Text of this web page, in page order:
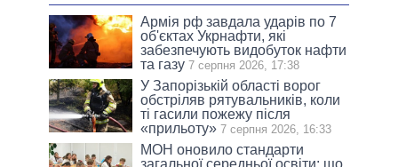
Армія рф завдала ударів по 7
об'єктах Укрнафти, які
забезпечують видобуток нафти
та газу 7 серпня 2026, 17:38
У Запорізькій області ворог
обстріляв рятувальників, коли
ті гасили пожежу після
«прильоту» 7 серпня 2026, 16:33
МОН оновило стандарти